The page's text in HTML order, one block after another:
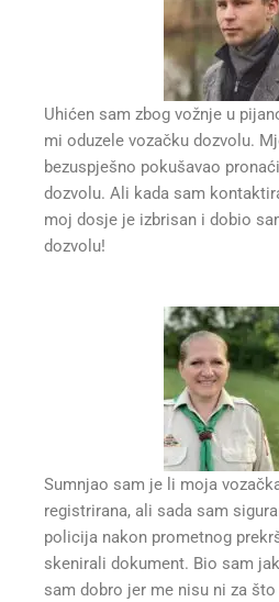
Uhićen sam zbog vožnje u
mi oduzele vozačku dozvolu.
bezuspješno pokušavao
dozvolu. Ali kada sam
moj dosje je izbrisan i dobio
dozvolu!
Sumnjao sam je li moja
registrirana, ali sada sam
policija nakon prometnog
skenirali dokument. Bio sam
sam dobro jer me nisu ni za